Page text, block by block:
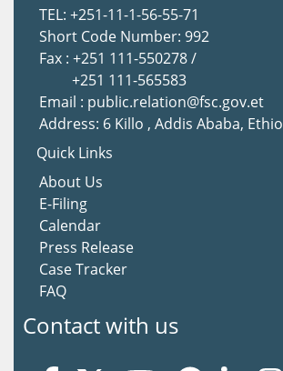
TEL: +251-11-1-56-55-71
Short Code Number: 992
Fax : +251 111-550278 /
+251 111-565583
Email : public.relation@fsc.gov.et
Address: 6 Killo , Addis Ababa,
Quick Links
About Us
E-Filing
Calendar
Press Release
Case Tracker
FAQ
Contact with us